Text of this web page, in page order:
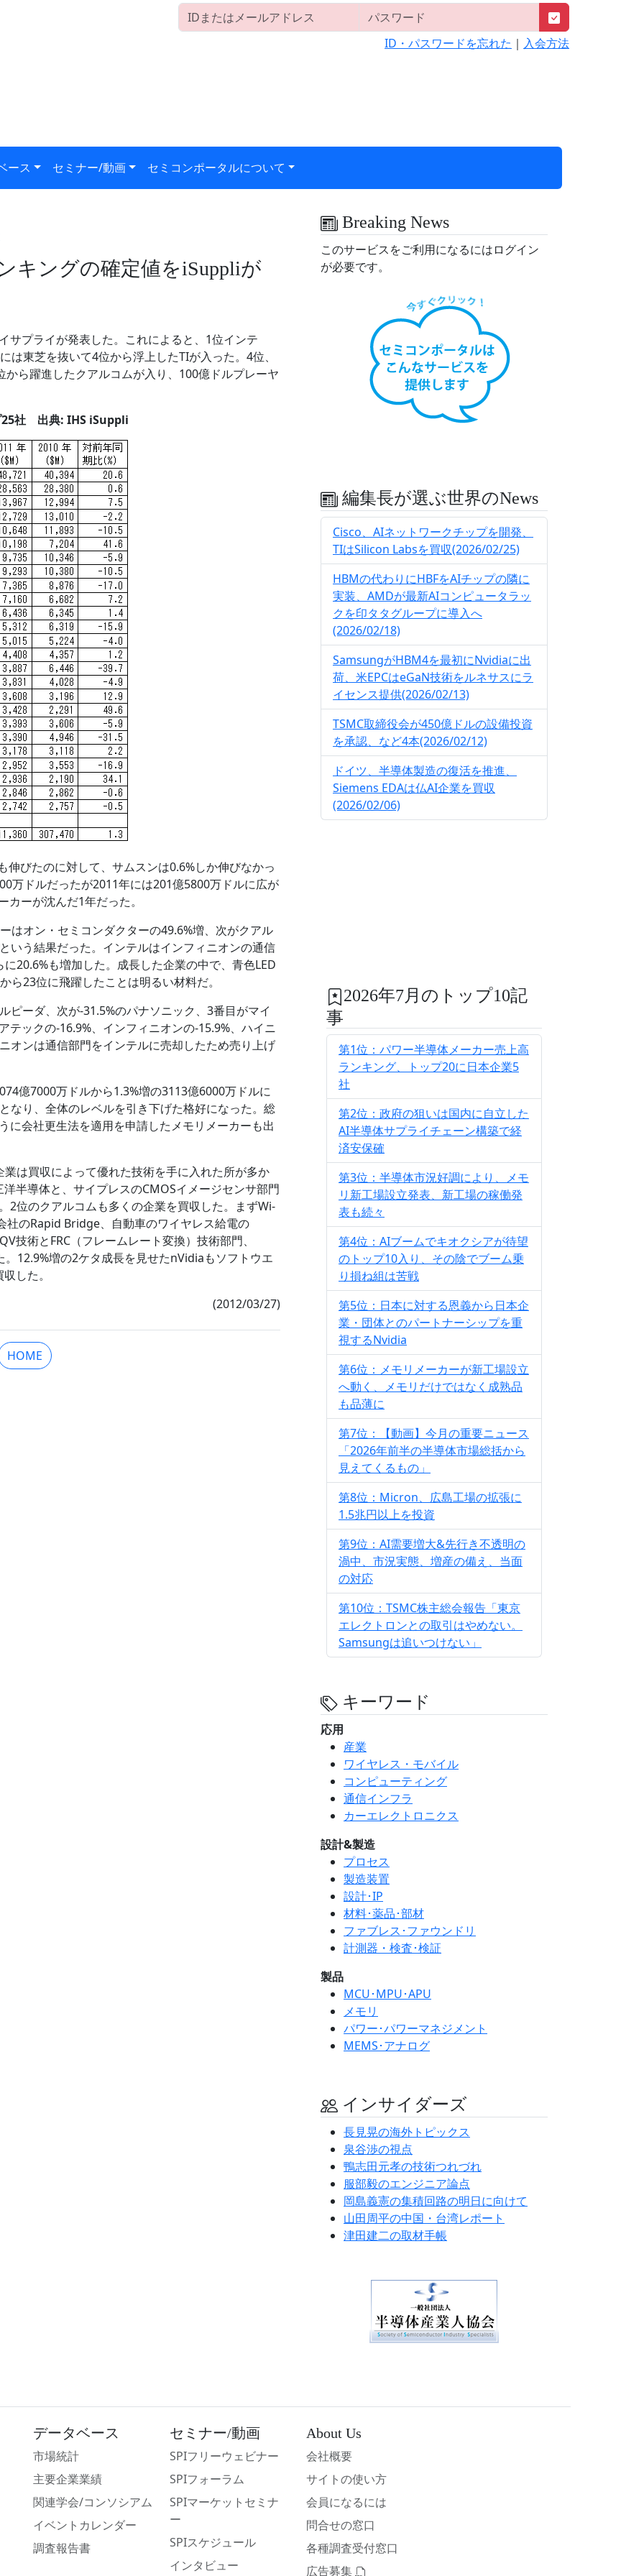
ID・パスワードを忘れた ｜ 入会方法
ース セミナー/動画 セミコンポータルについて
キングの確定値をiSuppliが
サプライが発表した。これによると、1位インテ
東芝を抜いて4位から浮上したTIが入った。4位、
ら躍進したクアルコムが入り、100億ドルプレーヤ
25社 出典: IHS iSuppli
びたのに対して、サムスンは0.6%しか伸びなかっ
万ドルだったが2011年には201億5800万ドルに広が
ーが沈んだ1年だった。
はオン・セミコンダクターの49.6%増、次がクアル
いう結果だった。インテルはインフィニオンの通信
20.6%も増加した。成長した企業の中で、青色LED
ら23位に飛躍したことは明るい材料だ。
ピーダ、次が-31.5%のパナソニック、3番目がマイ
テックの-16.9%、インフィニオンの-15.9%、ハイニ
オンは通信部門をインテルに売却したため売り上げ
億7000万ドルから1.3%増の3113億6000万ドルに
なり、全体のレベルを引き下げた格好になった。総
に会社更生法を適用を申請したメモリメーカーも出
は買収によって優れた技術を手に入れた所が多か
半導体と、サイプレスのCMOSイメージセンサ部門
2位のクアルコムも多くの企業を買収した。まずWi-
社のRapid Bridge、自動車のワイヤレス給電の
技術とFRC（フレームレート変換）技術部門、
12.9%増の2ケタ成長を見せたnVidiaもソフトウエ
した。
(2012/03/27)
HOME
Breaking News
このサービスをご利用になるにはログイン
が必要です。
編集長が選ぶ世界のNews
Cisco、AIネットワークチップを開発、
TIはSilicon Labsを買収(2026/02/25)
HBMの代わりにHBFをAIチップの隣に
実装、AMDが最新AIコンピュータラッ
クを印タタグループに導入へ
(2026/02/18)
SamsungがHBM4を最初にNvidiaに出
荷、米EPCはeGaN技術をルネサスにラ
イセンス提供(2026/02/13)
TSMC取締役会が450億ドルの設備投資
を承認、など4本(2026/02/12)
ドイツ、半導体製造の復活を推進、
Siemens EDAは仏AI企業を買収
(2026/02/06)
2026年7月のトップ10記
事
第1位：パワー半導体メーカー売上高
ランキング、トップ20に日本企業5
社
第2位：政府の狙いは国内に自立した
AI半導体サプライチェーン構築で経
済安保確
第3位：半導体市況好調により、メモ
リ新工場設立発表、新工場の稼働発
表も続々
第4位：AIブームでキオクシアが待望
のトップ10入り、その陰でブーム乗
り損ね組は苦戦
第5位：日本に対する恩義から日本企
業・団体とのパートナーシップを重
視するNvidia
第6位：メモリメーカーが新工場設立
へ動く、メモリだけではなく成熟品
も品薄に
第7位：【動画】今月の重要ニュース
「2026年前半の半導体市場総括から
見えてくるもの」
第8位：Micron、広島工場の拡張に
1.5兆円以上を投資
第9位：AI需要増大&先行き不透明の
渦中、市況実態、増産の備え、当面
の対応
第10位：TSMC株主総会報告「東京
エレクトロンとの取引はやめない。
Samsungは追いつけない」
キーワード
応用
産業
ワイヤレス・モバイル
コンピューティング
通信インフラ
カーエレクトロニクス
設計&製造
プロセス
製造装置
設計･IP
材料･薬品･部材
ファブレス･ファウンドリ
計測器・検査･検証
製品
MCU･MPU･APU
メモリ
パワー･パワーマネジメント
MEMS･アナログ
インサイダーズ
長見晃の海外トピックス
泉谷渉の視点
鴨志田元孝の技術つれづれ
服部毅のエンジニア論点
岡島義憲の集積回路の明日に向けて
山田周平の中国・台湾レポート
津田建二の取材手帳
データベース
市場統計
主要企業業績
関連学会/コンソシアム
イベントカレンダー
調査報告書
セミナー/動画
SPIフリーウェビナー
SPIフォーラム
SPIマーケットセミナ
ー
SPIスケジュール
インタビュー
About Us
会社概要
サイトの使い方
会員になるには
問合せの窓口
各種調査受付窓口
広告募集